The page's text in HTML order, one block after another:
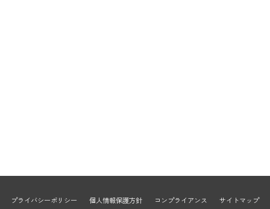
プライバシーポリシー 個人情報保護方針 コンプライアンス
サイトマップ